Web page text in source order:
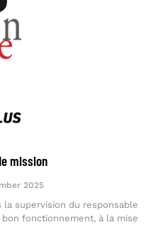
mission
2025
la supervision du responsable
fonctionnement, à la mise